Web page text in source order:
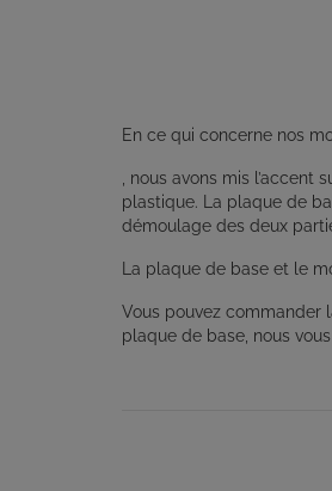
En ce qui concerne nos
, nous avons mis
plastique. La plaque de
démoulage des deux
La plaque de base et le
Vous pouvez commander
plaque de base, nous